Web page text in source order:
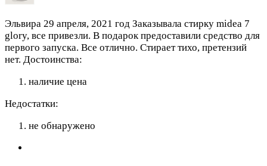
Эльвира 29 апреля, 2021 год Заказывала стирку midea 7
glory, все привезли. В подарок предоставили средство для
первого запуска. Все отлично. Стирает тихо, претензий
нет. Достоинства:
наличие цена
Недостатки:
не обнаружено